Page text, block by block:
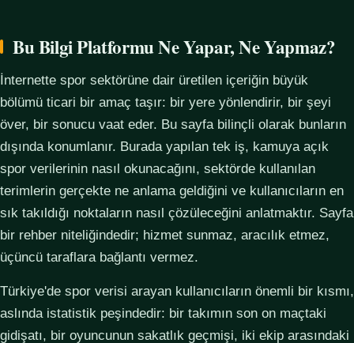
Bu Bilgi Platformu Ne Yapar, Ne Yapmaz?
İnternette spor sektörüne dair üretilen içeriğin büyük
bölümü ticari bir amaç taşır: bir yere yönlendirir, bir şeyi
över, bir sonucu vaat eder. Bu sayfa bilinçli olarak bunların
dışında konumlanır. Burada yapılan tek iş, kamuya açık
spor verilerinin nasıl okunacağını, sektörde kullanılan
terimlerin gerçekte ne anlama geldiğini ve kullanıcıların en
sık takıldığı noktaların nasıl çözüleceğini anlatmaktır. Sayfa
bir rehber niteliğindedir; hizmet sunmaz, aracılık etmez,
üçüncü taraflara bağlantı vermez.
Türkiye'de spor verisi arayan kullanıcıların önemli bir kısmı,
aslında istatistik peşindedir: bir takımın son on maçtaki
gidişatı, bir oyuncunun sakatlık geçmişi, iki ekip arasındaki